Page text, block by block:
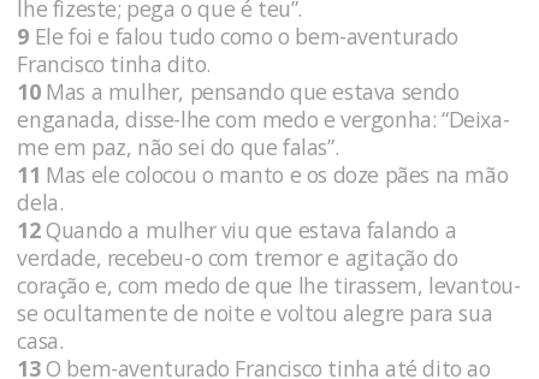
lhe fizeste; pega o que é teu”.
9 Ele foi e falou tudo como o bem-aventurado
Francisco tinha dito.
10Mas a mulher, pensando que estava sendo
enganada, disse-lhe com medo e vergonha: “Deixa-
me em paz, não sei do que falas”.
11 Mas ele colocou o manto e os doze pães na mão
dela.
12Quando a mulher viu que estava falando a
verdade, recebeu-o com tremor e agitação do
coração e, com medo de que lhe tirassem, levantou-
se ocultamente de noite e voltou alegre para sua
casa.
13O bem-aventurado Francisco tinha até dito ao